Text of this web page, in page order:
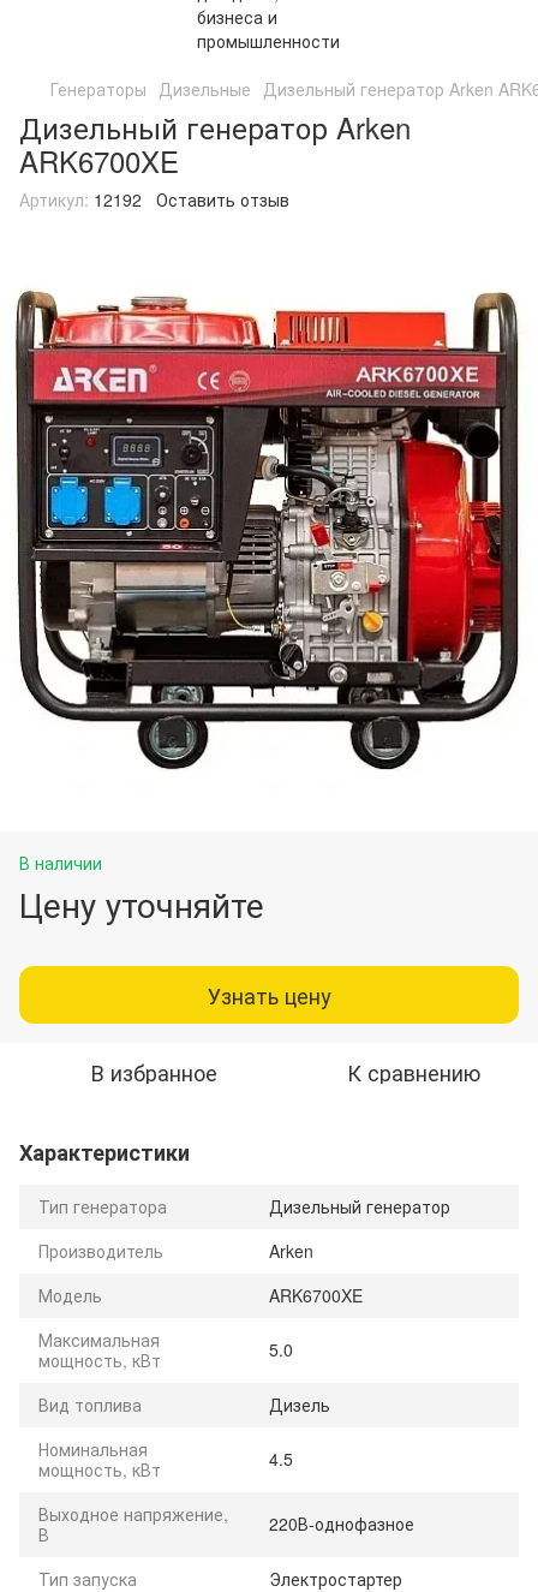
Генераторы Дизельные Дизельный генератор Arken
Дизельный генератор Arken
ARK6700XE
Артикул: 12192 Оставить отзыв
В наличии
Цену уточняйте
Узнать цену
В избранное К сравнению
Характеристики
Тип генератора
Дизельный генератор
Производитель
Arken
Модель
ARK6700XE
Максимальная
мощность, кВт
5.0
Вид топлива
Дизель
Номинальная
мощность, кВт
4.5
Выходное напряжение,
В
220В-однофазное
Тип запуска
Электростартер